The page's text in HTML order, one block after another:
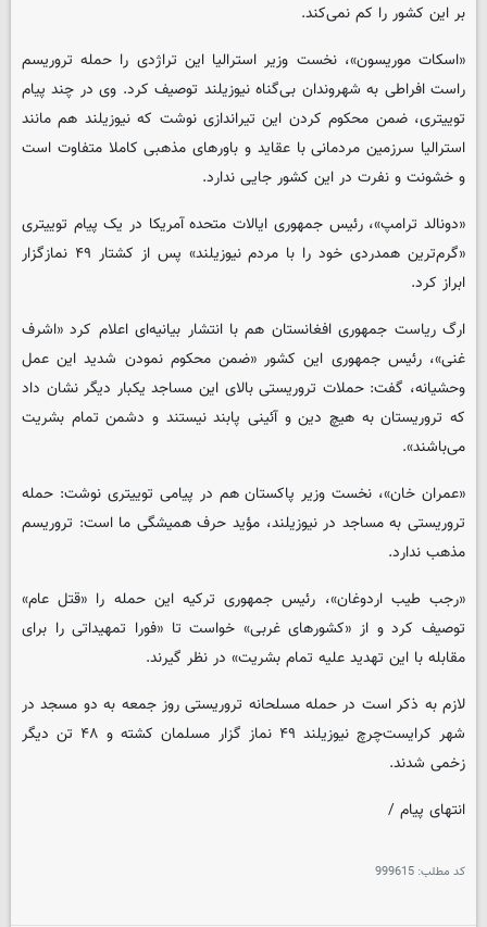
بر این کشور را کم نمی‌کند.
«اسکات موریسون»، نخست وزیر استرالیا این تراژدی را حمله تروریسم
راست افراطی به شهروندان بی‌‌‌گناه نیوزیلند توصیف کرد. وی در چند پیام
توییتری، ضمن محکوم کردن این تیراندازی نوشت که نیوزیلند هم مانند
استرالیا سرزمین مردمانی با عقاید و باورهای مذهبی کاملا متفاوت است
و خشونت و نفرت در این کشور جایی ندارد.
«دونالد ترامپ»، رئیس جمهوری ایالات متحده آمریکا در یک پیام توییتری
«گرم‌ترین همدردی خود را با مردم نیوزیلند» پس از کشتار ۴۹ نمازگزار
ابراز کرد.
ارگ ریاست جمهوری افغانستان هم با انتشار بیانیه‌ای اعلام کرد «اشرف
غنی»، رئیس جمهوری این کشور «ضمن محکوم نمودن شدید این عمل
وحشیانه، گفت: حملات تروریستی بالای این مساجد یکبار دیگر نشان داد
که تروریستان به هیچ دین و آئینی پابند نیستند و دشمن تمام بشریت
می‌باشند».
«عمران خان»، نخست وزیر پاکستان هم در پیامی توییتری نوشت: حمله
تروریستی به مساجد در نیوزیلند، مؤید حرف همیشگی ما است: تروریسم
مذهب ندارد.
«رجب طیب اردوغان»، رئیس جمهوری ترکیه این حمله را «قتل عام»
توصیف کرد و از «کشورهای غربی» خواست تا «فورا تمهیداتی را برای
مقابله با این تهدید علیه تمام بشریت» در نظر گیرند.
لازم به ذکر است در حمله مسلحانه تروریستی روز جمعه به دو مسجد در
شهر کرایست‌چرچ نیوزیلند ۴۹ نماز گزار مسلمان کشته و ۴۸ تن دیگر
زخمی شدند.
انتهای پیام /
کد مطلب: 999615